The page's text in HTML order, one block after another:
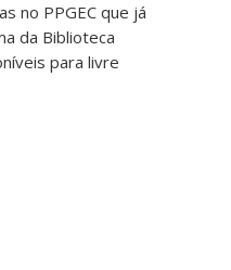
no PPGEC que já
da Biblioteca
para livre